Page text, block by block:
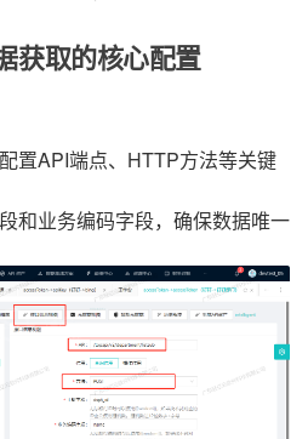
获取的核心配置
置API端点、HTTP方法等关键
和业务编码字段，确保数据唯一